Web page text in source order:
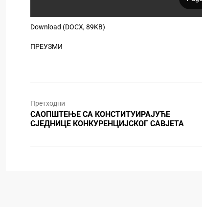
Download (DOCX, 89KB)
ПРЕУЗМИ
Претходни
САОПШТЕЊЕ СА КОНСТИТУИРАЈУЋЕ
СЈЕДНИЦЕ КОНКУРЕНЦИЈСКОГ САВЈЕТА